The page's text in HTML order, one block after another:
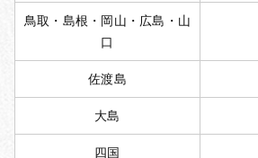
鳥取・島根・岡山・広島・山
口
佐渡島
大島
四国